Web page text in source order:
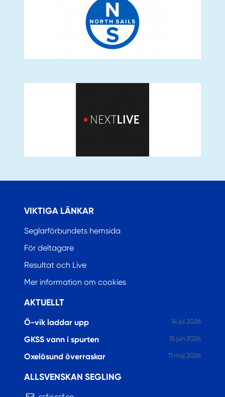
VIKTIGA LÄNKAR
Seglarförbundets hemsida
För deltagare
Resultat och Live
Mer information om cookies
AKTUELLT
Ö-vik laddar upp 14 jul 2026
GKSS vann i spurten 15 jun 2026
Oxelösund överraskar 11 maj 2026
ALLSVENSKAN SEGLING